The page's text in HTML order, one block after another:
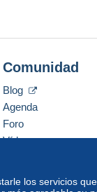
you create
los servicios
Comunidad
Blog
Agenda
Foro
Vídeos